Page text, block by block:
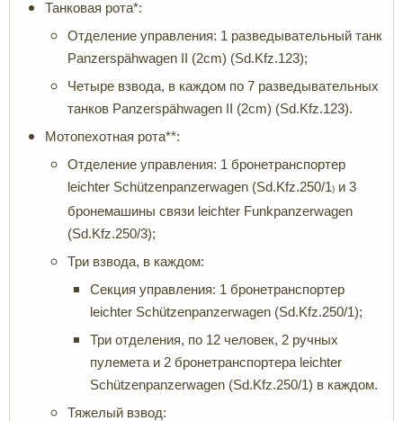
Танковая рота*:
Отделение управления: 1 разведывательный танк
Panzerspähwagen II (2cm) (Sd.Kfz.123);
Четыре взвода, в каждом по 7 разведывательных
танков Panzerspähwagen II (2cm) (Sd.Kfz.123).
Мотопехотная рота**:
Отделение управления: 1 бронетранспортер
leichter Schützenpanzerwagen (Sd.Kfz.250/1) и 3
бронемашины связи leichter Funkpanzerwagen
(Sd.Kfz.250/3);
Три взвода, в каждом:
Секция управления: 1 бронетранспортер
leichter Schützenpanzerwagen (Sd.Kfz.250/1);
Три отделения, по 12 человек, 2 ручных
пулемета и 2 бронетранспортера leichter
Schützenpanzerwagen (Sd.Kfz.250/1) в каждом.
Тяжелый взвод: